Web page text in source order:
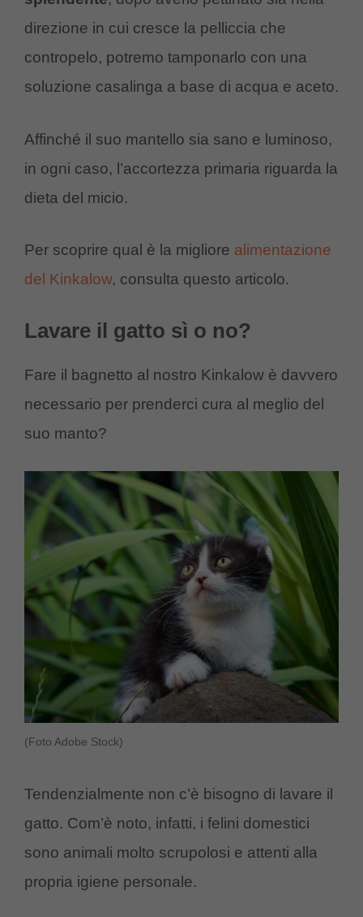
direzione in cui cresce la pelliccia che
contropelo, potremo tamponarlo con una
soluzione casalinga a base di acqua e aceto.
Affinché il suo mantello sia sano e luminoso,
in ogni caso, l’accortezza primaria riguarda la
dieta del micio.
Per scoprire qual è la migliore alimentazione
del Kinkalow, consulta questo articolo.
Lavare il gatto sì o no?
Fare il bagnetto al nostro Kinkalow è davvero
necessario per prenderci cura al meglio del
suo manto?
(Foto Adobe Stock)
Tendenzialmente non c’è bisogno di lavare il
gatto. Com’è noto, infatti, i felini domestici
sono animali molto scrupolosi e attenti alla
propria igiene personale.